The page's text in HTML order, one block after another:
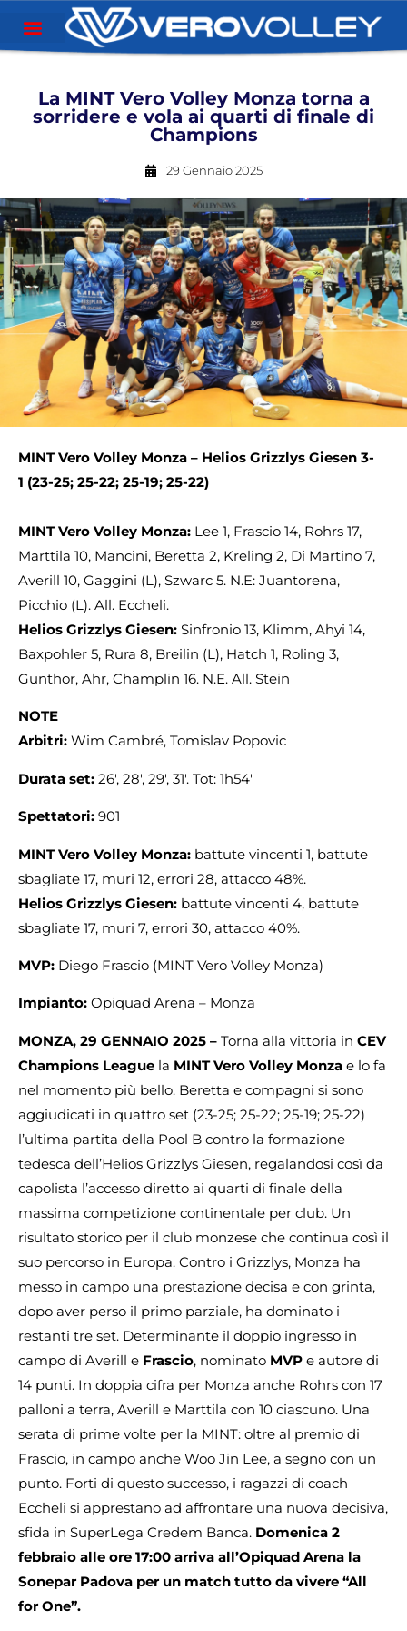
La MINT Vero Volley Monza torna a
sorridere e vola ai quarti di finale di
Champions
29 Gennaio 2025
MINT Vero Volley Monza – Helios Grizzlys Giesen 3-
1 (23-25; 25-22; 25-19; 25-22)
MINT Vero Volley Monza: Lee 1, Frascio 14, Rohrs 17,
Marttila 10, Mancini, Beretta 2, Kreling 2, Di Martino 7,
Averill 10, Gaggini (L), Szwarc 5. N.E: Juantorena,
Picchio (L). All. Eccheli.
Helios Grizzlys Giesen: Sinfronio 13, Klimm, Ahyi 14,
Baxpohler 5, Rura 8, Breilin (L), Hatch 1, Roling 3,
Gunthor, Ahr, Champlin 16. N.E. All. Stein
NOTE
Arbitri: Wim Cambré, Tomislav Popovic
Durata set: 26′, 28′, 29′, 31′. Tot: 1h54′
Spettatori: 901
MINT Vero Volley Monza: battute vincenti 1, battute
sbagliate 17, muri 12, errori 28, attacco 48%.
Helios Grizzlys Giesen: battute vincenti 4, battute
sbagliate 17, muri 7, errori 30, attacco 40%.
MVP: Diego Frascio (MINT Vero Volley Monza)
Impianto: Opiquad Arena – Monza
MONZA, 29 GENNAIO 2025 – Torna alla vittoria in CEV
Champions League la MINT Vero Volley Monza e lo fa
nel momento più bello. Beretta e compagni si sono
aggiudicati in quattro set (23-25; 25-22; 25-19; 25-22)
l’ultima partita della Pool B contro la formazione
tedesca dell’Helios Grizzlys Giesen, regalandosi così da
capolista l’accesso diretto ai quarti di finale della
massima competizione continentale per club. Un
risultato storico per il club monzese che continua così il
suo percorso in Europa. Contro i Grizzlys, Monza ha
messo in campo una prestazione decisa e con grinta,
dopo aver perso il primo parziale, ha dominato i
restanti tre set. Determinante il doppio ingresso in
campo di Averill e Frascio, nominato MVP e autore di
14 punti. In doppia cifra per Monza anche Rohrs con 17
palloni a terra, Averill e Marttila con 10 ciascuno. Una
serata di prime volte per la MINT: oltre al premio di
Frascio, in campo anche Woo Jin Lee, a segno con un
punto. Forti di questo successo, i ragazzi di coach
Eccheli si apprestano ad affrontare una nuova decisiva,
sfida in SuperLega Credem Banca. Domenica 2
febbraio alle ore 17:00 arriva all’Opiquad Arena la
Sonepar Padova per un match tutto da vivere “All
for One”.